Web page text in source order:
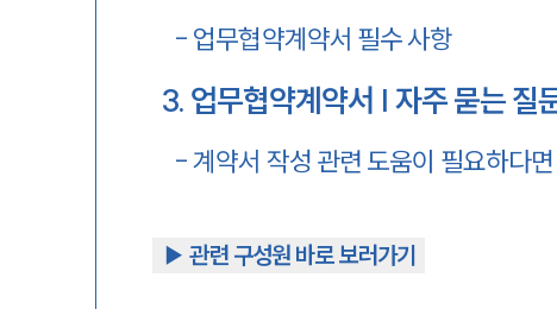
- 업무협약계약서 필수 사항
3. 업무협약계약서 | 자주 묻는 질
-계약서 작성 관련 도움이 필요하다면
▶︎ 관련 구성원 바로 보러가기